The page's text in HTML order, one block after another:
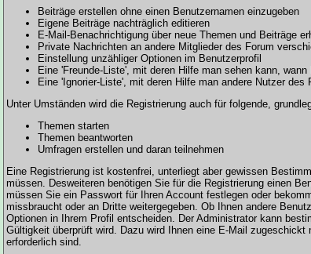
Beiträge erstellen ohne einen Benutzernamen einzugeben
Eigene Beiträge nachträglich editieren
E-Mail-Benachrichtigung über neue Themen und Beiträge
Private Nachrichten an andere Mitglieder des Forum
Einstellung unzähliger Optionen im Benutzerprofil
Eine 'Freunde-Liste', mit deren Hilfe man sehen kann,
Eine 'Ignorier-Liste', mit deren Hilfe man andere Nutzer des
Unter Umständen wird die Registrierung auch für folgende,
Themen starten
Themen beantworten
Umfragen erstellen und daran teilnehmen
Eine Registrierung ist kostenfrei, unterliegt aber gewissen
müssen. Desweiteren benötigen Sie für die Registrierung einen
müssen Sie ein Passwort für Ihren Account festlegen oder
missbraucht oder an Dritte weitergegeben. Ob Ihnen andere
Optionen in Ihrem Profil entscheiden. Der Administrator kann
Gültigkeit überprüft wird. Dazu wird Ihnen eine E-Mail
erforderlich sind.